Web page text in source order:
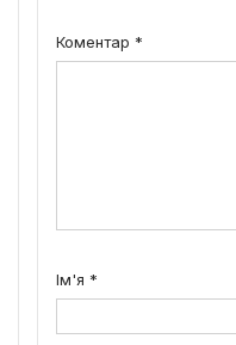
Коментар *
Ім'я *